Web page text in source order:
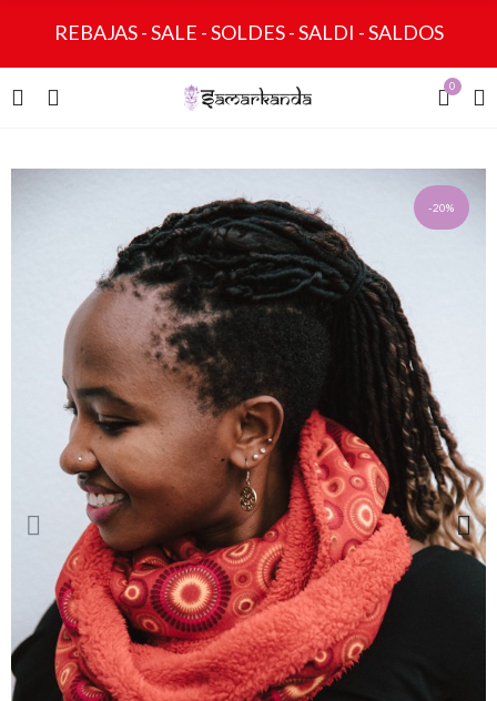
REBAJAS - SALE - SOLDES - SALDI - SALDOS
0
-20%